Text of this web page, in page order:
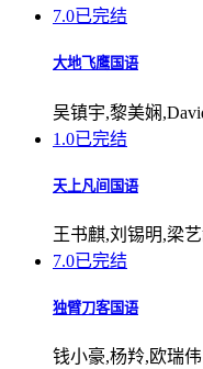
7.0已完结
大地飞鹰国语
吴镇宇,黎美娴
1.0已完结
天上凡间国语
王书麒,刘锡明,梁
7.0已完结
独臂刀客国语
钱小豪,杨羚,欧瑞伟